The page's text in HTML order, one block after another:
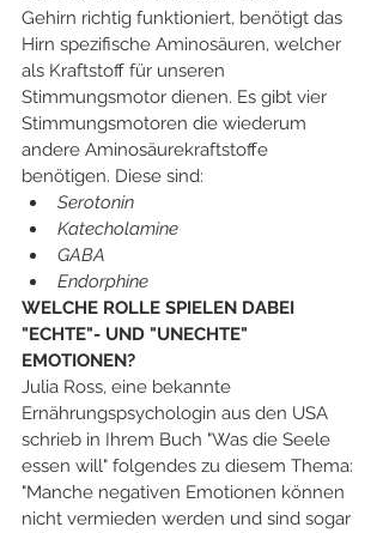
Gehirn richtig funktioniert, benötigt das
Hirn spezifische Aminosäuren, welcher
als Kraftstoff für unseren
Stimmungsmotor dienen. Es gibt vier
Stimmungsmotoren die wiederum
andere Aminosäurekraftstoffe
benötigen. Diese sind:
Serotonin
Katecholamine
GABA
Endorphine
WELCHE ROLLE SPIELEN DABEI
"ECHTE"- UND "UNECHTE"
EMOTIONEN?
Julia Ross, eine bekannte
Ernährungspsychologin aus den USA
schrieb in Ihrem Buch "Was die Seele
essen will" folgendes zu diesem Thema:
"Manche negativen Emotionen können
nicht vermieden werden und sind sogar